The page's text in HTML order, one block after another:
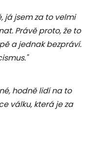
já jsem za to velmi
Právě proto, že to
a jednak bezpráví.
hodně lidí na to
válku, která je za